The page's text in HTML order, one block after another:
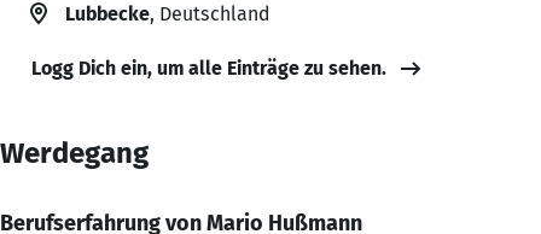
Lubbecke, Deutschland
Logg Dich ein, um alle Einträge zu sehen.
Werdegang
Berufserfahrung von Mario Hußmann